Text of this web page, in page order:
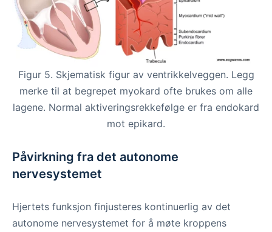
Figur 5. Skjematisk figur av ventrikkelveggen. Legg
merke til at begrepet myokard ofte brukes om alle
lagene. Normal aktiveringsrekkefølge er fra endokard
mot epikard.
Påvirkning fra det autonome
nervesystemet
Hjertets funksjon finjusteres kontinuerlig av det
autonome nervesystemet for å møte kroppens